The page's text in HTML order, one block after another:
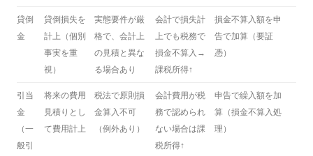
貸倒
金
貸倒損失を
計上（個別
事実を重
視）
実態要件が厳
格で、会計上
の見積と異な
る場合あり
会計で損失計
上でも税務で
損金不算入→
課税所得↑
損金不算入額を申
告で加算（要証
憑）
引当
金
（一
般引
将来の費用
見積りとし
て費用計上
税法で原則損
金算入不可
（例外あり）
会計費用が税
務で認められ
ない場合は課
税所得↑
申告で繰入額を加
算（損金不算入処
理）